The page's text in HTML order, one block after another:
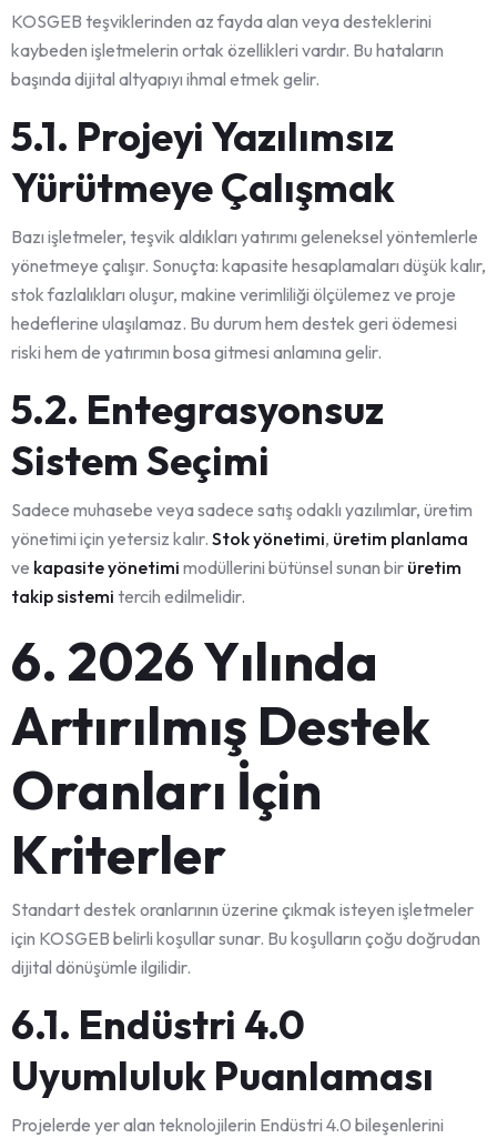
KOSGEB teşviklerinden az fayda alan veya desteklerini
kaybeden işletmelerin ortak özellikleri vardır. Bu hataların
başında dijital altyapıyı ihmal etmek gelir.
5.1. Projeyi Yazılımsız
Yürütmeye Çalışmak
Bazı işletmeler, teşvik aldıkları yatırımı geleneksel yöntemlerle
yönetmeye çalışır. Sonuçta: kapasite hesaplamaları düşük kalır,
stok fazlalıkları oluşur, makine verimliliği ölçülemez ve proje
hedeflerine ulaşılamaz. Bu durum hem destek geri ödemesi
riski hem de yatırımın bosa gitmesi anlamına gelir.
5.2. Entegrasyonsuz
Sistem Seçimi
Sadece muhasebe veya sadece satış odaklı yazılımlar, üretim
yönetimi için yetersiz kalır. Stok yönetimi, üretim planlama
ve kapasite yönetimi modüllerini bütünsel sunan bir üretim
takip sistemi tercih edilmelidir.
6. 2026 Yılında
Artırılmış Destek
Oranları İçin
Kriterler
Standart destek oranlarının üzerine çıkmak isteyen işletmeler
için KOSGEB belirli koşullar sunar. Bu koşulların çoğu doğrudan
dijital dönüşümle ilgilidir.
6.1. Endüstri 4.0
Uyumluluk Puanlaması
Projelerde yer alan teknolojilerin Endüstri 4.0 bileşenlerini